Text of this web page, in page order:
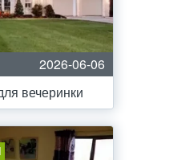
2026-06-06
вечеринки